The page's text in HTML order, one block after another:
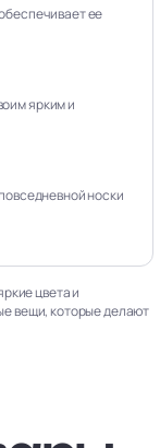
ее
ярким и
носки
цвета и
вещи, которые делают